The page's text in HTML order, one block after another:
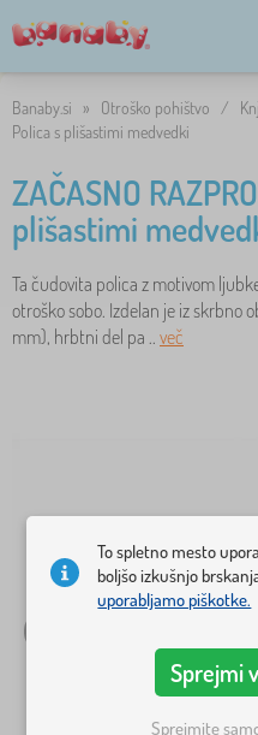
Banaby.si » Otroško pohištvo /
Polica s plišastimi medvedki
ZAČASNO
plišastimi
Ta čudovita polica z motivom
otroško sobo. Izdelan je iz skrbno
mm), hrbtni del pa .. več
To spletno mesto
boljšo izkušnjo
uporabljamo piškotke.
Sprejmi
Sprejmite